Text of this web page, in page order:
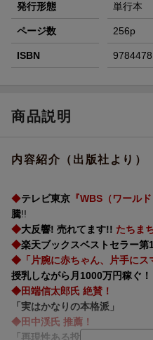
発行形態 単行本
ページ数 256p
ISBN
商品説明
内容紹介（出版社より）
◆テレビ東京 『WBS（ワール
騰!!
◆大反響! 売れてます!! たちま
◆楽天ブックスベストセラー第
◆「片腕に赤ちゃん、片手にス
授乳しながら月1000万円稼ぐ！
◆田端信太郎氏 絶賛！
「実はかなりの本格派」
◆田中渓氏 推薦！
「再現性ある投資思考とルール